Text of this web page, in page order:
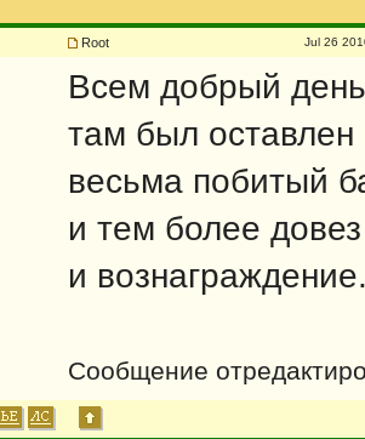
Root Jul 26
Всем добрый
там был
весьма побитый
и тем более
и
Сообщение